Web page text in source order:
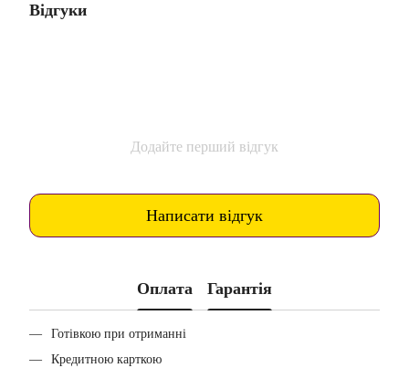
Відгуки
Додайте перший відгук
Написати відгук
Оплата Гарантія
Готівкою при отриманні
Кредитною карткою